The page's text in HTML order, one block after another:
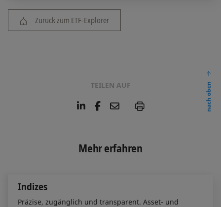
Zurück zum ETF-Explorer
TEILEN AUF
L
e
d
F
o
E
l
P
nach oben
Mehr erfahren
Indizes
Präzise, zugänglich und transparent. Asset- und